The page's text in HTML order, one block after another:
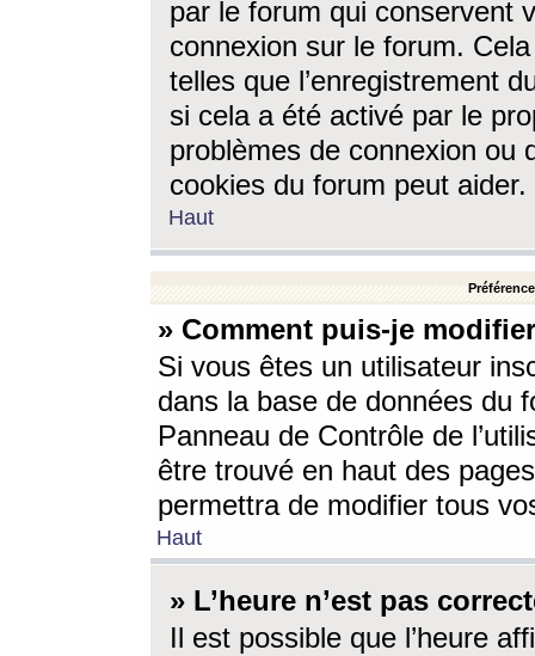
par le forum qui conservent
connexion sur le forum.
telles que l’enregistrement
si cela a été activé par le
problèmes de connexion ou
cookies du forum peut aider.
Haut
» Comment puis-je
Si vous êtes un utilisateur
dans la base de données du
Panneau de Contrôle de
être trouvé en haut des
permettra de modifier tous
Haut
» L’heure n’est pas
Il est possible que l’heure